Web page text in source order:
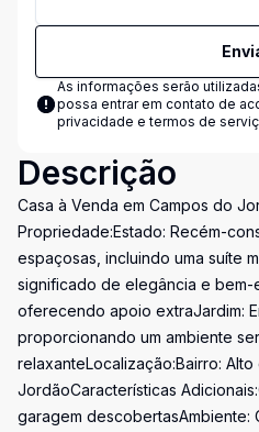
As informações serão
possa entrar em contato de
privacidade e termos de
Descrição
Casa à Venda em Campos do
Propriedade:Estado: Recém-
espaçosas, incluindo uma suíte
significado de elegância e bem-
oferecendo apoio extraJardim:
proporcionando um ambiente
relaxanteLocalização:Bairro:
JordãoCaracterísticas
garagem descobertasAmbiente: